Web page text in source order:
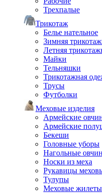
Трехпалые
Трикотаж
Белье нательное
Зимняя
Летняя
Майки
Тельняшки
Трикотажная
Трусы
Футболки
Меховые изделия
Армейские
Армейские
Бекеши
Головные уборы
Нагольные
Носки из меха
Рукавицы
Тулупы
Меховые жилеты